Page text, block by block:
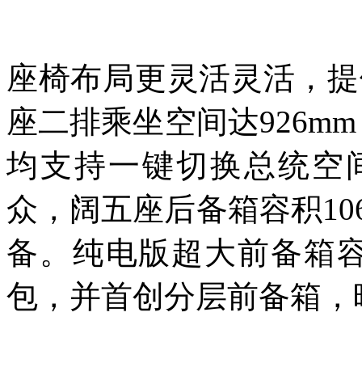
座椅布局更灵活灵活，
座二排乘坐空间达
均支持一键切换总统空
众，阔五座后备箱容积
备。纯电版超大前备箱
包，并首创分层前备箱